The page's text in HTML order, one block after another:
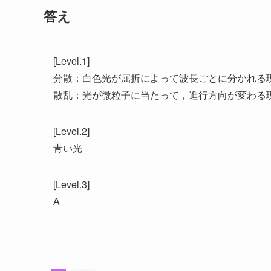
答え
[Level.1]
分散：白色光が屈折によって波長ごとに分かれる
散乱：光が微粒子に当たって，進行方向が変わる
[Level.2]
青い光
[Level.3]
A